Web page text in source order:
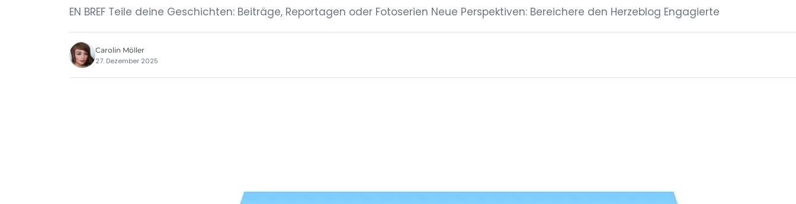
EN BREF Teile deine Geschichten: Beiträge, Reportagen oder Fotoserien Neue Perspektiven: Bereichere den Herzeblog Engagierte
Carolin Möller
27. Dezember 2025